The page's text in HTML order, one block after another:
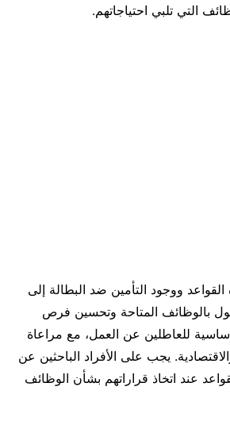
التي تلبي احتياجاتهم.
ووجود التأمين ضد البطالة إلى
بالوظائف المتاحة وتحسين فرص
للعاطلين عن العمل، مع مراعاة
يجب على الأفراد الباحثين عن
عند اتخاذ قراراتهم بشأن الوظائف